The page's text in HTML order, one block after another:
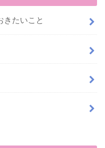
きたいこと